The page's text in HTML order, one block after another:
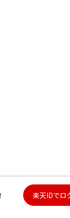
楽天IDでロ